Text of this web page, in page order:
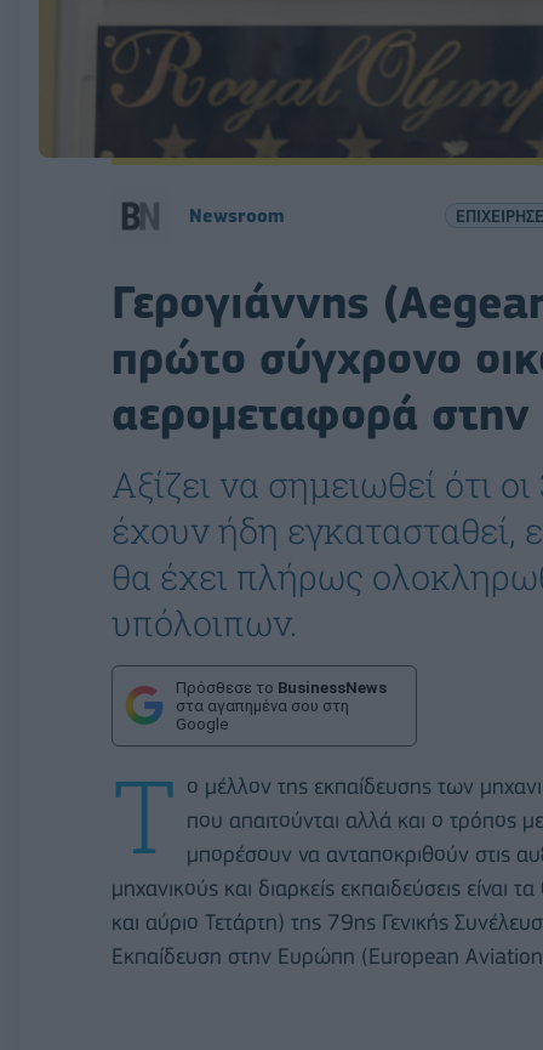
Newsroom
Γερογιάννης
πρώτο σύγχρονο
αερομεταφορά
Αξίζει να σημειωθεί ότι
έχουν ήδη εγκατασταθεί,
θα έχει πλήρως
υπόλοιπων.
Πρόσθεσε το BusinessNews
στα αγαπημένα σου στη
Google
Τ ο μέλλον της εκπαίδευσης των
που απαιτούνται αλλά και ο τρόπος
μπορέσουν να ανταποκριθούν στις
μηχανικούς και διαρκείς εκπαιδεύσεις
και αύριο Τετάρτη) της 79ης Γενικής
Εκπαίδευση στην Ευρώπη (European